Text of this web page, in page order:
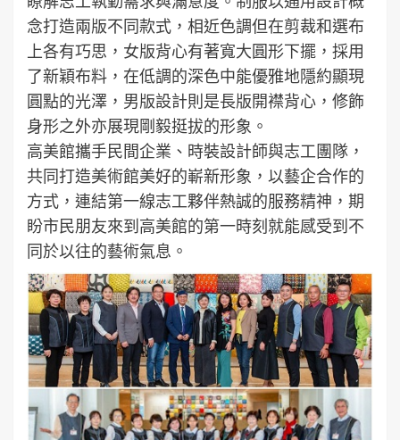
念打造兩版不同款式，相近色調但在剪裁和選布
上各有巧思，女版背心有著寬大圓形下擺，採用
了新穎布料，在低調的深色中能優雅地隱約顯現
圓點的光澤，男版設計則是長版開襟背心，修飾
身形之外亦展現剛毅挺拔的形象。
高美館攜手民間企業、時裝設計師與志工團隊，
共同打造美術館美好的嶄新形象，以藝企合作的
方式，連結第一線志工夥伴熱誠的服務精神，期
盼市民朋友來到高美館的第一時刻就能感受到不
同於以往的藝術氣息。